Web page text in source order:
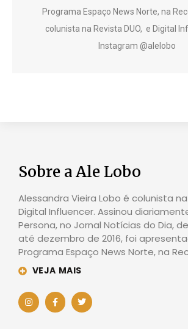
Programa Espaço News Norte, na
colunista na Revista DUO, e Digital
Instagram @alelobo
Sobre a Ale Lobo
Alessandra Vieira Lobo é colunista
Digital Influencer. Assinou
Persona, no Jornal Notícias do Dia,
até dezembro de 2016, foi
Programa Espaço News Norte, na
VEJA MAIS